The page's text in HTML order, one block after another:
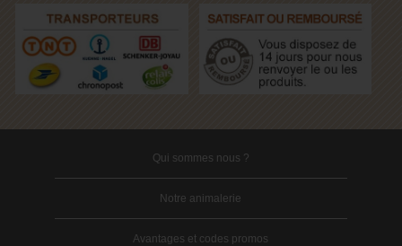
Qui sommes nous ?
Notre animalerie
Avantages et codes promos